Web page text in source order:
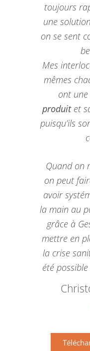
toujours
une
on se sent
Mes
mêmes
ont une
produitet
puisqu’ils
Quand on
on peut
avoir
la main au
grâce à
mettre en
la crise
été